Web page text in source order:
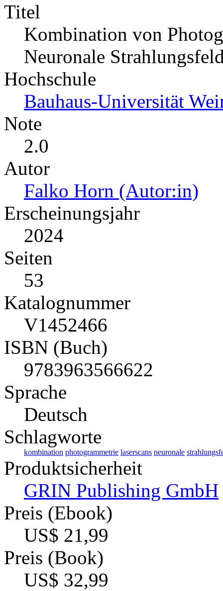
Titel
Kombination von
Neuronale
Hochschule
Bauhaus-Universität
Note
2.0
Autor
Falko Horn (Autor:in)
Erscheinungsjahr
2024
Seiten
53
Katalognummer
V1452466
ISBN (Buch)
9783963566622
Sprache
Deutsch
Schlagworte
kombination photogrammetrie laserscans neuronale
Produktsicherheit
GRIN Publishing GmbH
Preis (Ebook)
US$ 21,99
Preis (Book)
US$ 32,99